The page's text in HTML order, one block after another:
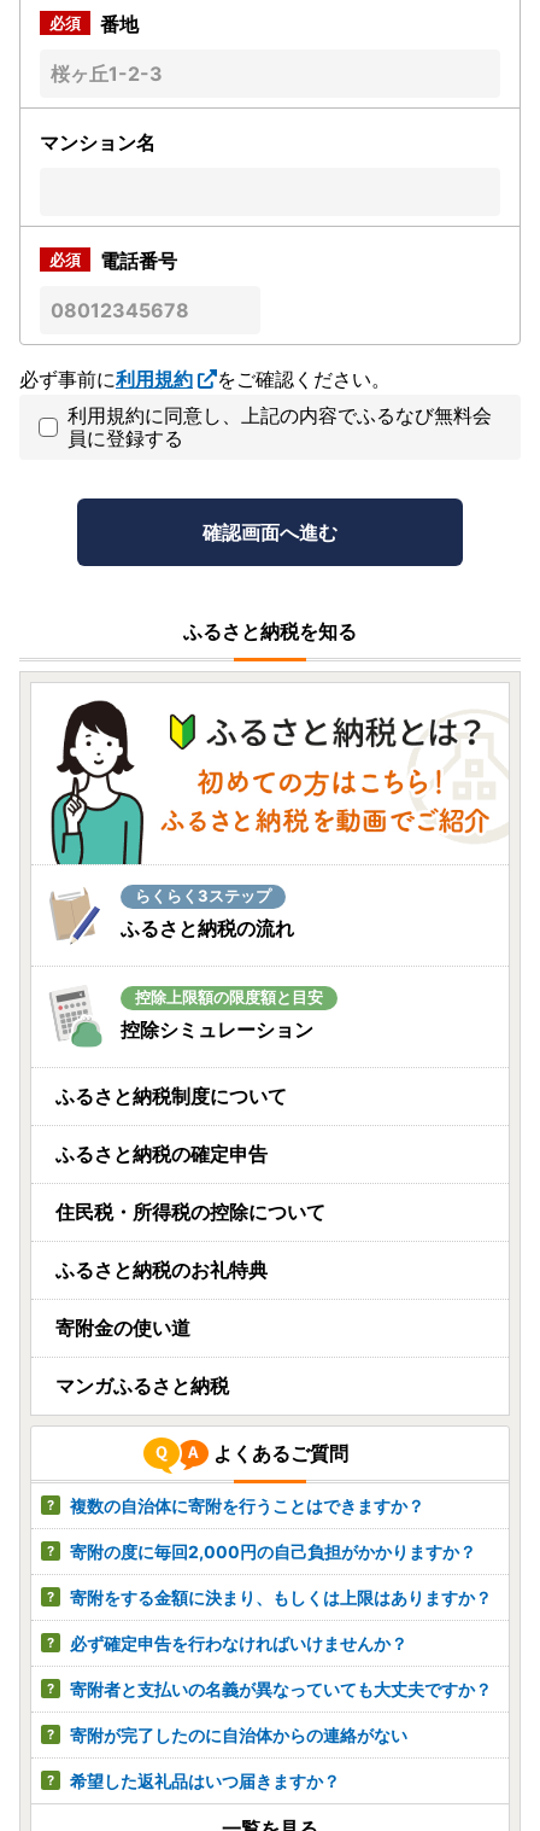
番地
マンション名
電話番号
必ず事前に利用規約
をご確認ください。
利用規約に同意し、上記の内容でふるなび無料会
員に登録する
ふるさと納税を知る
らくらく3ステップ
ふるさと納税の流れ
控除上限額の限度額と目安
控除シミュレーション
ふるさと納税制度について
ふるさと納税の確定申告
住民税・所得税の控除について
ふるさと納税のお礼特典
寄附金の使い道
マンガふるさと納税
よくあるご質問
複数の自治体に寄附を行うことはできますか？
寄附の度に毎回2,000円の自己負担がかかりますか？
寄附をする金額に決まり、もしくは上限はありますか？
必ず確定申告を行わなければいけませんか？
寄附者と支払いの名義が異なっていても大丈夫ですか？
寄附が完了したのに自治体からの連絡がない
希望した返礼品はいつ届きますか？